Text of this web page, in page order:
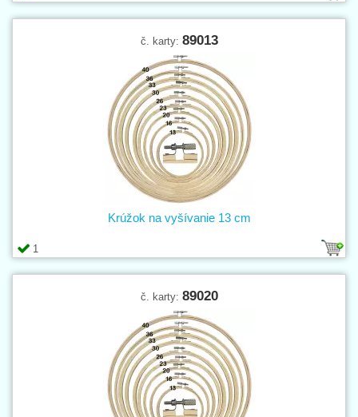
č. karty: 89013
1
Krúžok na vyšívanie 13 cm
č. karty: 89020